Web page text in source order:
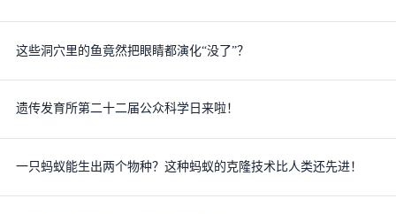
这些洞穴里的鱼竟然把眼睛都演化“没了”？
遗传发育所第二十二届公众科学日来啦！
一只蚂蚁能生出两个物种？这种蚂蚁的克隆技术比人类还先进！